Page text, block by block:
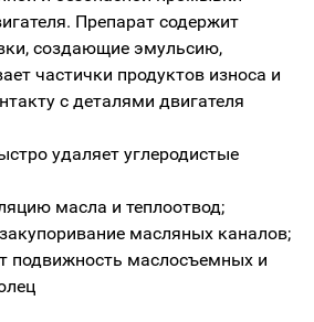
Препарат содержит
создающие эмульсию,
частички продуктов износа и
с деталями двигателя
удаляет углеродистые
масла и теплоотвод;
масляных каналов;
подвижность маслосъемных и